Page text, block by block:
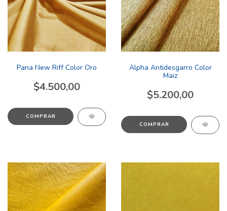
Pana New Riff Color Oro
$4.500,00
COMPRAR
Alpha Antidesgarro Color
Maiz
$5.200,00
COMPRAR